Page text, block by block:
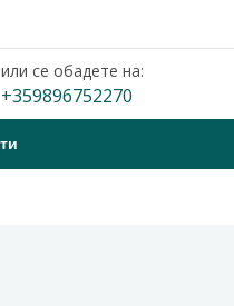
или се обадете на:
+359896752270